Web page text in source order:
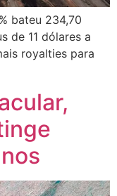
bateu 234,70
de 11 dólares a
royalties para